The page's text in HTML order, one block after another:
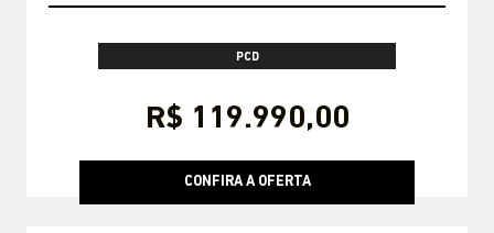
PCD
R$ 119.990,00
CONFIRA A OFERTA